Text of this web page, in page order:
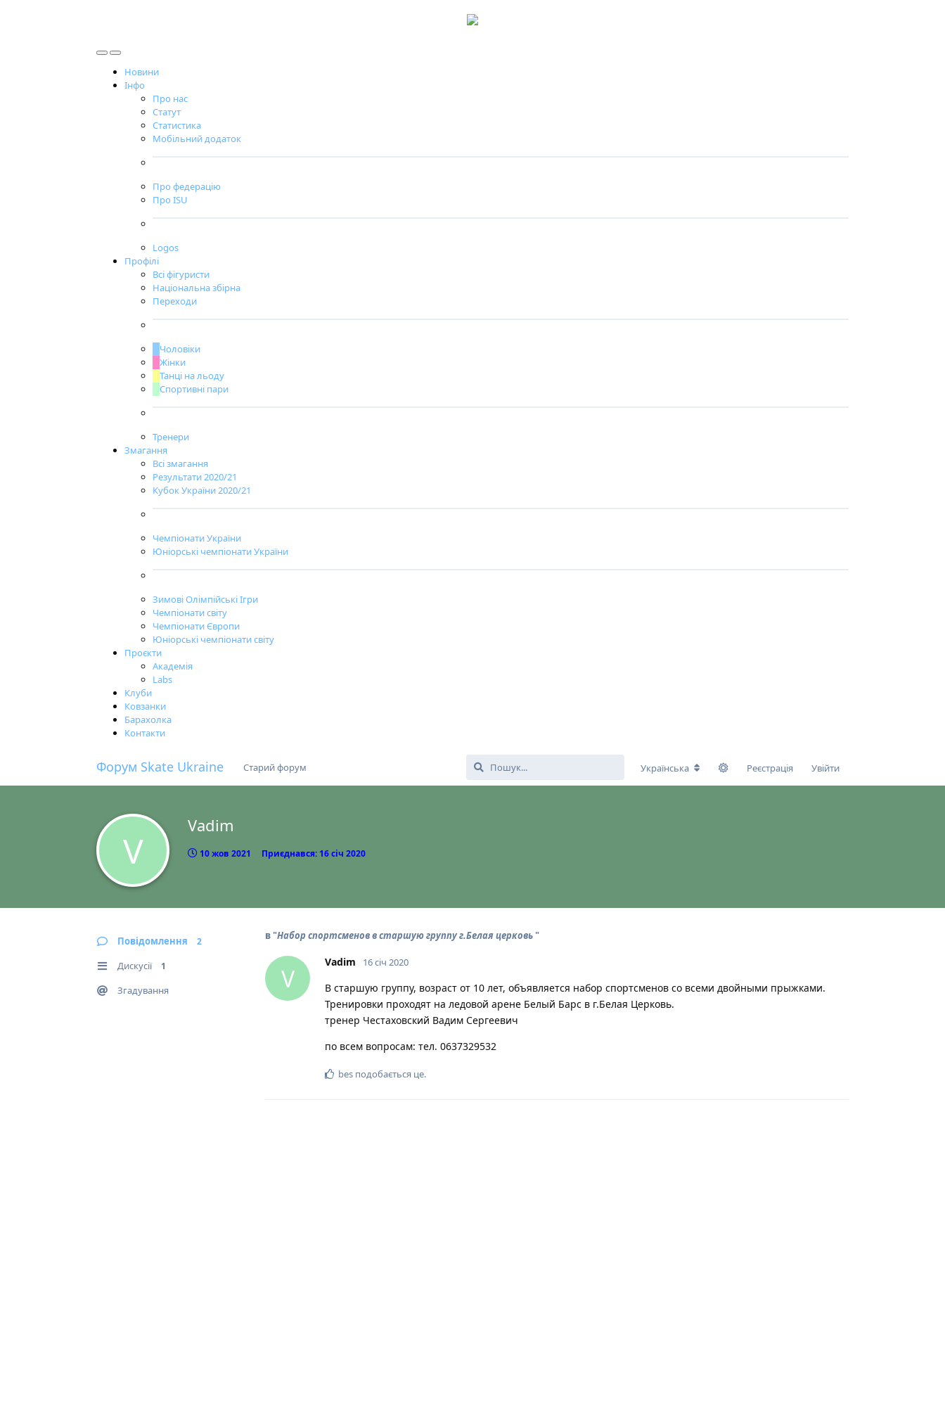
Новини
Інфо
Про нас
Статут
Статистика
Мобільний додаток
Про федерацію
Про ISU
Logos
Профілі
Всі фігуристи
Національна збірна
Переходи
Чоловіки
Жінки
Танці на льоду
Спортивні пари
Тренери
Змагання
Всі змагання
Результати 2020/21
Кубок України 2020/21
Чемпіонати України
Юніорські чемпіонати України
Зимові Олімпійські Ігри
Чемпіонати світу
Чемпіонати Європи
Юніорські чемпіонати світу
Проєкти
Академія
Labs
Клуби
Ковзанки
Барахолка
Контакти
Форум Skate Ukraine Старий форум Українська Реєстрація Увійти
V
Vadim
10 жов 2021 Приєднався: 16 січ 2020
Повідомлення 2
Дискусії 1
Згадування
в "Набор спортсменов в старшую группу г.Белая церковь "
V
Vadim 16 січ 2020
В старшую группу, возраст от 10 лет, объявляется набор спортсменов со всеми двойными прыжками.
Тренировки проходят на ледовой арене Белый Барс в г.Белая Церковь.
тренер Честаховский Вадим Сергеевич
по всем вопросам: тел. 0637329532
bes подобається це.